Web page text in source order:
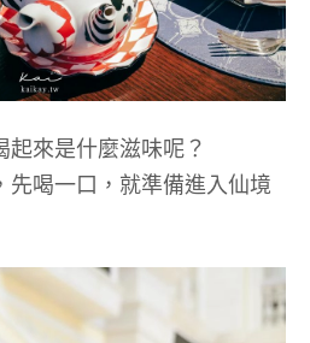
來是什麼滋味呢？
先喝一口，就準備進入仙境